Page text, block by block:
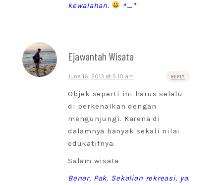
kewalahan.
^_*
Ejawantah Wisata
June 16, 2013 at 5:10 am REPLY
Objek seperti ini harus selalu
di perkenalkan dengan
mengunjungi. Karena di
dalamnya banyak sekali nilai
edukatifnya.
Salam wisata
Benar, Pak. Sekalian rekreasi, ya.